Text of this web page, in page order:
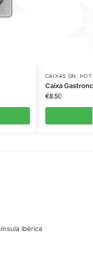
CAIXAS GN ,
Caixa
€8.50
ibérica